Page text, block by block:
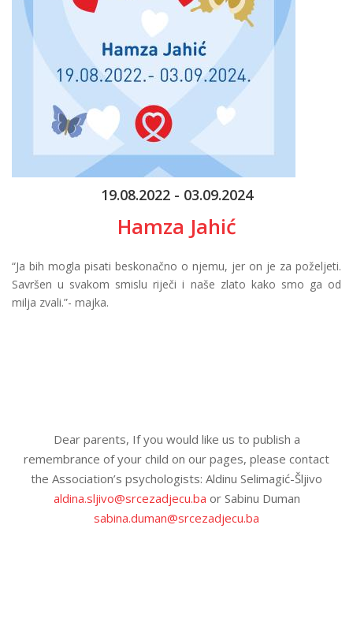
19.08.2022 - 03.09.2024
Hamza Jahić
“Ja bih mogla pisati beskonačno o njemu, jer on je za poželjeti.
Savršen u svakom smislu riječi i naše zlato kako smo ga od
milja zvali.”- majka.
Dear parents, If you would like us to publish a
remembrance of your child on our pages, please contact
the Association’s psychologists: Aldinu Selimagić-Šljivo
aldina.sljivo@srcezadjecu.ba or Sabinu Duman
sabina.duman@srcezadjecu.ba